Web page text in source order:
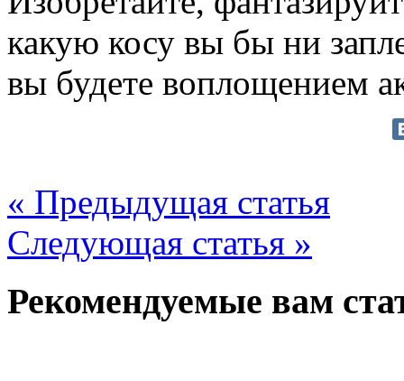
какую косу вы бы ни
вы будете воплощением
« Предыдущая статья
Следующая статья »
Рекомендуемые вам